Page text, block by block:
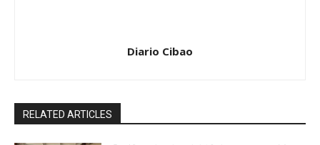
Diario Cibao
RELATED ARTICLES